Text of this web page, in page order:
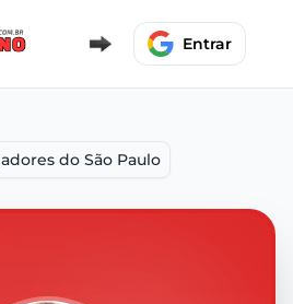
Entrar
do São Paulo